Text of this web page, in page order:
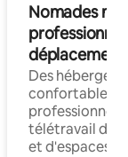
Nomades
déplacement
Des
confortables
professionnels
télétravail
et d'espaces